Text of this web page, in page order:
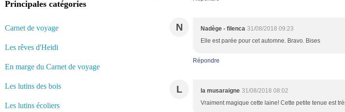
Principales catégories
Carnet de voyage
Les rêves d'Heidi
En marge du Carnet de voyage
Les lutins des bois
Les lutins écoliers
N Nadège - filenca 31/08/2018 09:23
Elle est parée pour cet automne. Bravo. Bises
Répondre
L la musaraigne 31/08/2018 08:02
Vraiment magique cette laine! Cette petite tenue est